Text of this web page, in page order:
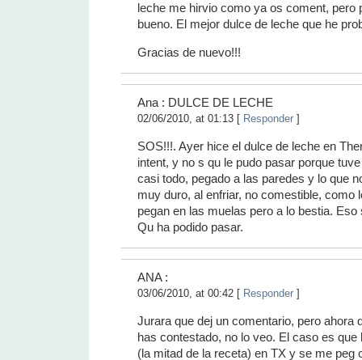
leche me hirvio como ya os coment, pero
bueno. El mejor dulce de leche que he
Gracias de nuevo!!!
Ana : DULCE DE LECHE
02/06/2010, at 01:13 [ Responder ]
SOS!!!. Ayer hice el dulce de leche en
intent, y no s qu le pudo pasar porque
casi todo, pegado a las paredes y lo que
muy duro, al enfriar, no comestible, como
pegan en las muelas pero a lo bestia.
Qu ha podido pasar.
ANA :
03/06/2010, at 00:42 [ Responder ]
Jurara que dej un comentario, pero ahora
has contestado, no lo veo. El caso es que
(la mitad de la receta) en TX y se me peg